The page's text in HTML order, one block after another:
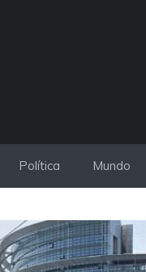
Política Mundo